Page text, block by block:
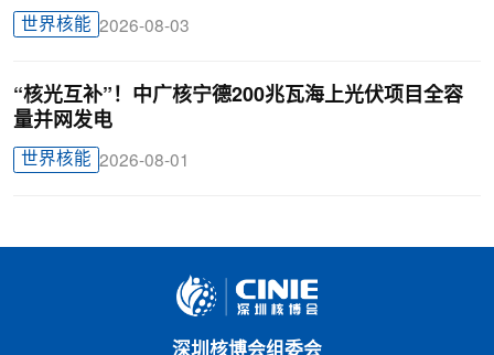
世界核能 2026-08-03
“核光互补”！中广核宁德200兆瓦海上光伏项目全容
量并网发电
世界核能 2026-08-01
深圳核博会组委会